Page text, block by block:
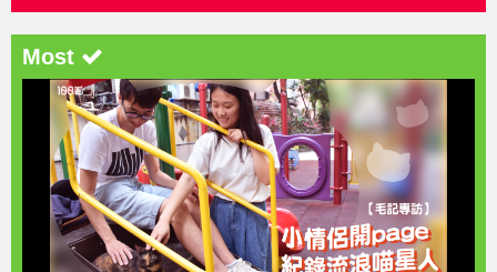
Most